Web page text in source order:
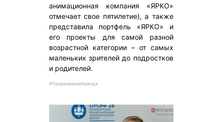
анимационная компания «ЯРКО»
отмечает свое пятилетие), а также
представила портфель «ЯРКО» и
его проекты для самой разной
возрастной категории – от самых
маленьких зрителей до подростков
и родителей.
#ПродвижениеБренда